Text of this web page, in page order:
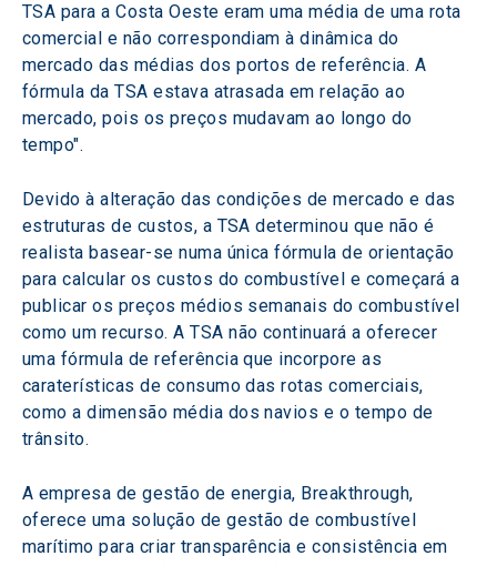
TSA para a Costa Oeste eram uma média de uma rota
comercial e não correspondiam à dinâmica do
mercado das médias dos portos de referência. A
fórmula da TSA estava atrasada em relação ao
mercado, pois os preços mudavam ao longo do
tempo".
Devido à alteração das condições de mercado e das
estruturas de custos, a TSA determinou que não é
realista basear-se numa única fórmula de orientação
para calcular os custos do combustível e começará a
publicar os preços médios semanais do combustível
como um recurso. A TSA não continuará a oferecer
uma fórmula de referência que incorpore as
caraterísticas de consumo das rotas comerciais,
como a dimensão média dos navios e o tempo de
trânsito.
A empresa de gestão de energia, Breakthrough,
oferece uma solução de gestão de combustível
marítimo para criar transparência e consistência em